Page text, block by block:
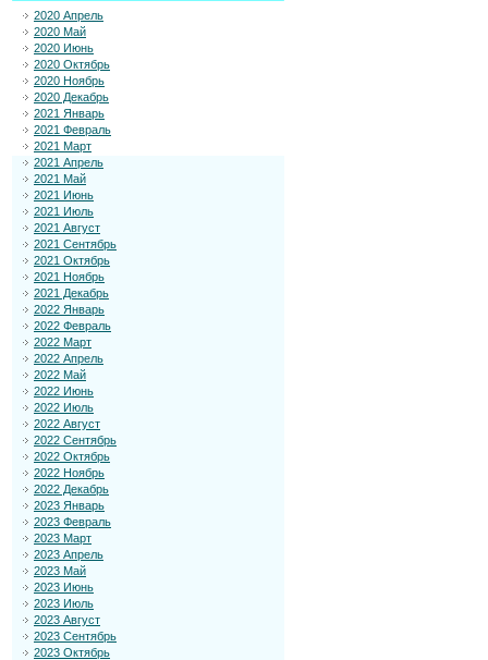
2020 Апрель
2020 Май
2020 Июнь
2020 Октябрь
2020 Ноябрь
2020 Декабрь
2021 Январь
2021 Февраль
2021 Март
2021 Апрель
2021 Май
2021 Июнь
2021 Июль
2021 Август
2021 Сентябрь
2021 Октябрь
2021 Ноябрь
2021 Декабрь
2022 Январь
2022 Февраль
2022 Март
2022 Апрель
2022 Май
2022 Июнь
2022 Июль
2022 Август
2022 Сентябрь
2022 Октябрь
2022 Ноябрь
2022 Декабрь
2023 Январь
2023 Февраль
2023 Март
2023 Апрель
2023 Май
2023 Июнь
2023 Июль
2023 Август
2023 Сентябрь
2023 Октябрь